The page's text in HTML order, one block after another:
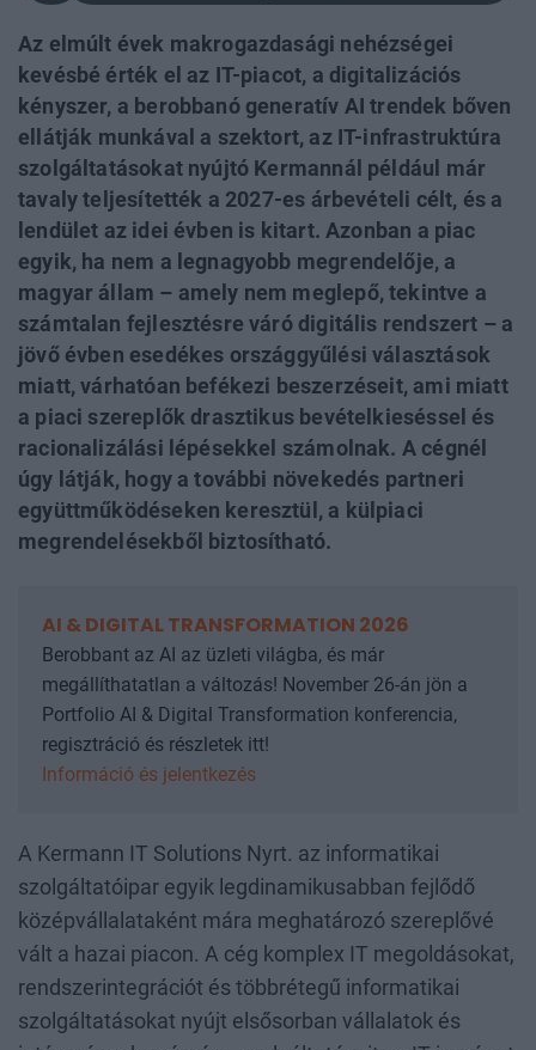
Az elmúlt évek makrogazdasági nehézségei
kevésbé érték el az IT-piacot, a digitalizációs
kényszer, a berobbanó generatív AI trendek bőven
ellátják munkával a szektort, az IT-infrastruktúra
szolgáltatásokat nyújtó Kermannál például már
tavaly teljesítették a 2027-es árbevételi célt, és a
lendület az idei évben is kitart. Azonban a piac
egyik, ha nem a legnagyobb megrendelője, a
magyar állam – amely nem meglepő, tekintve a
számtalan fejlesztésre váró digitális rendszert – a
jövő évben esedékes országgyűlési választások
miatt, várhatóan befékezi beszerzéseit, ami miatt
a piaci szereplők drasztikus bevételkieséssel és
racionalizálási lépésekkel számolnak. A cégnél
úgy látják, hogy a további növekedés partneri
együttműködéseken keresztül, a külpiaci
megrendelésekből biztosítható.
AI & DIGITAL TRANSFORMATION 2026
Berobbant az AI az üzleti világba, és már
megállíthatatlan a változás! November 26-án jön a
Portfolio AI & Digital Transformation konferencia,
regisztráció és részletek itt!
Információ és jelentkezés
A Kermann IT Solutions Nyrt. az informatikai
szolgáltatóipar egyik legdinamikusabban fejlődő
középvállalataként mára meghatározó szereplővé
vált a hazai piacon. A cég komplex IT megoldásokat,
rendszerintegrációt és többrétegű informatikai
szolgáltatásokat nyújt elsősorban vállalatok és